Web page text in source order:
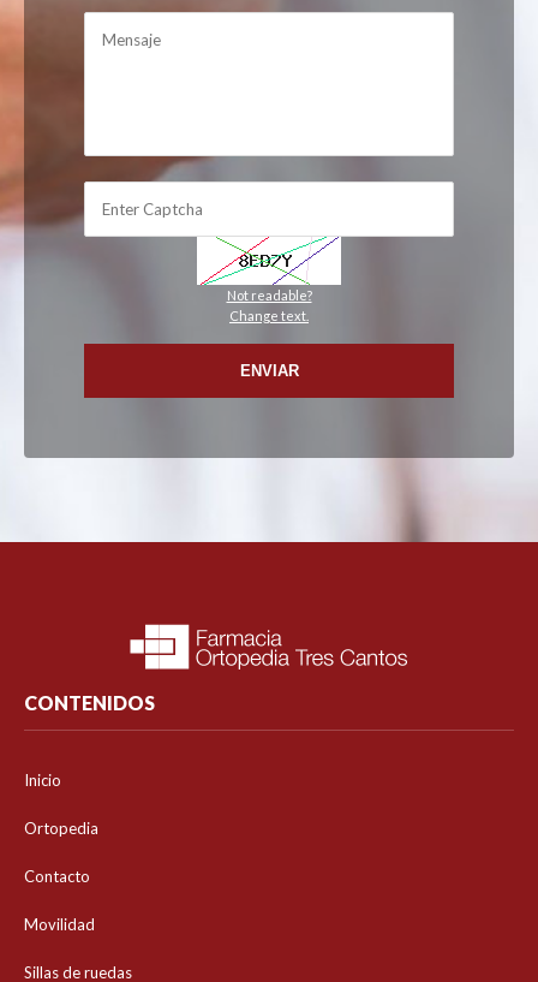
Not readable?
Change text.
ENVIAR
CONTENIDOS
Inicio
Ortopedia
Contacto
Movilidad
Sillas de ruedas